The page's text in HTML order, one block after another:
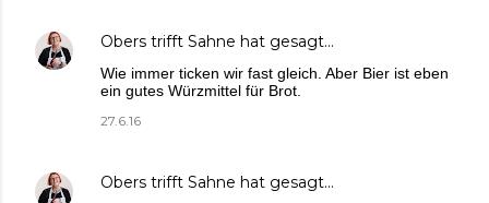
Obers trifft Sahne hat gesagt…
Wie immer ticken wir fast gleich. Aber Bier ist eben
ein gutes Würzmittel für Brot.
27.6.16
Obers trifft Sahne hat gesagt…